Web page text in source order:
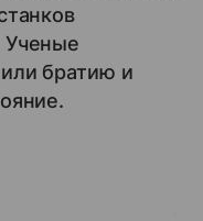
Ученые
братию и